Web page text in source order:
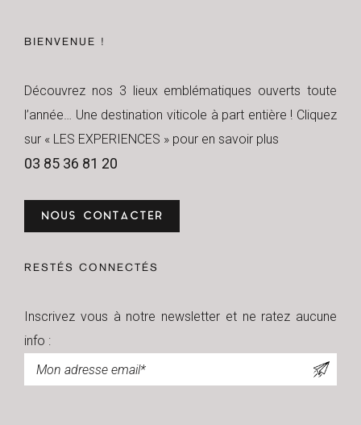
BIENVENUE !
Découvrez nos 3 lieux emblématiques ouverts toute
l’année… Une destination viticole à part entière ! Cliquez
sur « LES EXPERIENCES » pour en savoir plus
03 85 36 81 20
NOUS CONTACTER
RESTÉS CONNECTÉS
Inscrivez vous à notre newsletter et ne ratez aucune
info :